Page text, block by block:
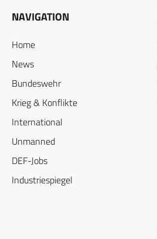
NAVIGATION
Home
News
Bundeswehr
Krieg & Konflikte
International
Unmanned
DEF-Jobs
Industriespiegel